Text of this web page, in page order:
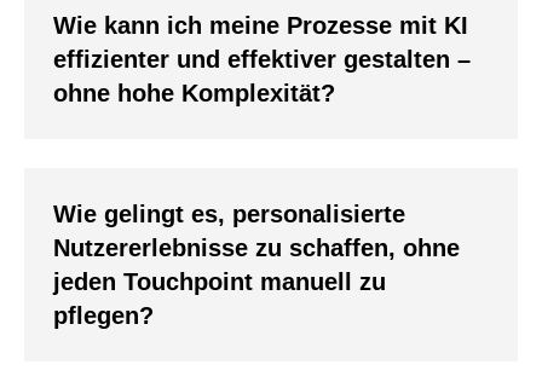
Wie kann ich meine Prozesse mit KI
effizienter und effektiver gestalten –
ohne hohe Komplexität?
Wie gelingt es, personalisierte
Nutzererlebnisse zu schaffen, ohne
jeden Touchpoint manuell zu
pflegen?